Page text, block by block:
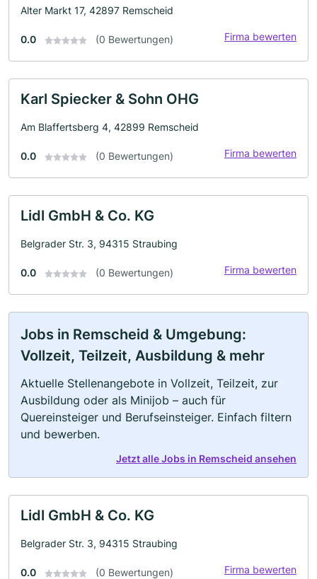
Alter Markt 17, 42897 Remscheid
0.0 (0 Bewertungen) Firma bewerten
Karl Spiecker & Sohn OHG
Am Blaffertsberg 4, 42899 Remscheid
0.0 (0 Bewertungen) Firma bewerten
Lidl GmbH & Co. KG
Belgrader Str. 3, 94315 Straubing
0.0 (0 Bewertungen) Firma bewerten
Jobs in Remscheid & Umgebung:
Vollzeit, Teilzeit, Ausbildung & mehr
Aktuelle Stellenangebote in Vollzeit, Teilzeit, zur
Ausbildung oder als Minijob – auch für
Quereinsteiger und Berufseinsteiger. Einfach filtern
und bewerben.
Jetzt alle Jobs in Remscheid ansehen
Lidl GmbH & Co. KG
Belgrader Str. 3, 94315 Straubing
0.0 (0 Bewertungen) Firma bewerten